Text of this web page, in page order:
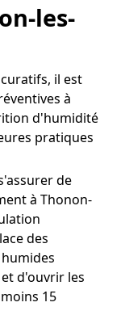
les-
il est
à
d'humidité
pratiques
de
à Thonon-
des
d'ouvrir les
15